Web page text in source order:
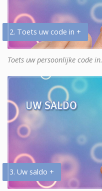
2. Toets uw code in +
Toets uw persoonlijke code in.
3. Uw saldo +